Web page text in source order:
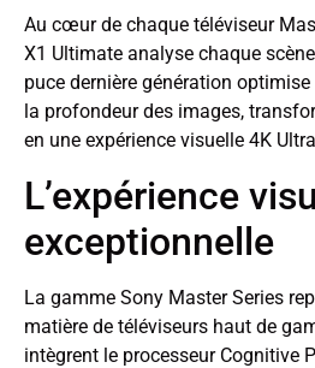
Au cœur de chaque téléviseur
X1 Ultimate analyse chaque
puce dernière génération
la profondeur des images,
en une expérience visuelle 4K
L’expérience
exceptionnelle
La gamme Sony Master Series
matière de téléviseurs haut de
intègrent le processeur Cognitive